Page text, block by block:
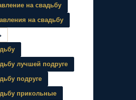
на свадьбу
на свадьбу
лучшей подруге
подруге
прикольные